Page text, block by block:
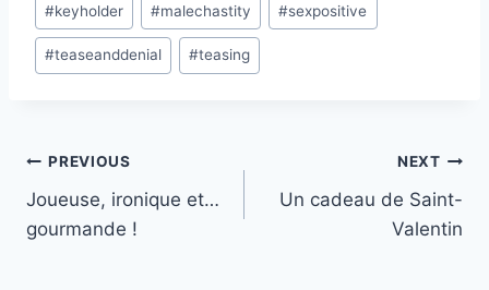
#keyholder #malechastity #sexpositive
#teaseanddenial #teasing
Post
navigation
PREVIOUS
Joueuse, ironique et…
gourmande !
NEXT
Un cadeau de Saint-
Valentin